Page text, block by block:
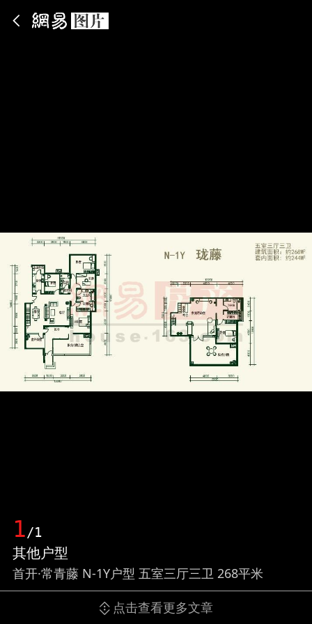
1/1
其他户型
首开·常青藤 N-1Y户型 五室三厅三卫 268平米
点击查看更多文章